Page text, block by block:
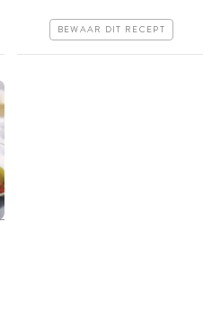
Erg makkelijk
BEWAAR DIT RECEPT